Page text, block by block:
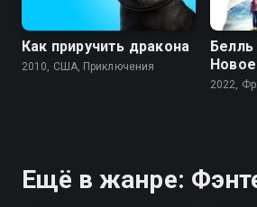
Как приручить дракона
2010, США, Приключения
Белль
2022,
Ещё в жанре: